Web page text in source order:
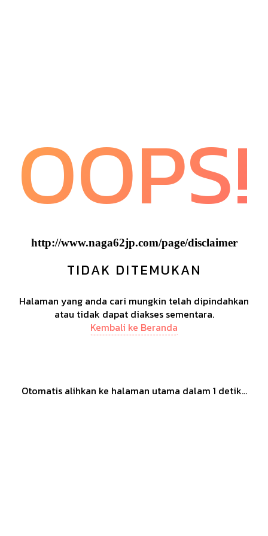
OOPS!
http://www.naga62jp.com/page/disclaimer
TIDAK DITEMUKAN
Halaman yang anda cari mungkin telah dipindahkan
atau tidak dapat diakses sementara.
Kembali ke Beranda
Otomatis alihkan ke halaman utama dalam 1 detik...